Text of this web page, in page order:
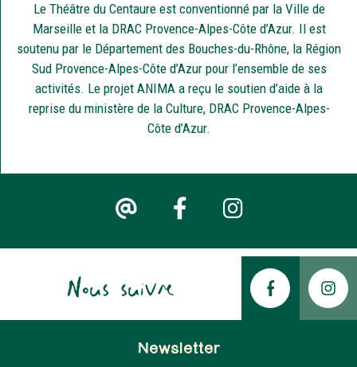
Le Théâtre du Centaure est conventionné par la Ville de
Marseille et la DRAC Provence-Alpes-Côte d’Azur. Il est
soutenu par le Département des Bouches-du-Rhône, la Région
Sud Provence-Alpes-Côte d’Azur pour l’ensemble de ses
activités. Le projet ANIMA a reçu le soutien d’aide à la
reprise du ministère de la Culture, DRAC Provence-Alpes-
Côte d’Azur.
Nous suivre
Newsletter